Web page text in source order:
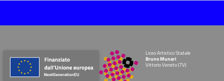
Liceo Artistico Statale
Bruno Munari
Vittorio Veneto (TV)